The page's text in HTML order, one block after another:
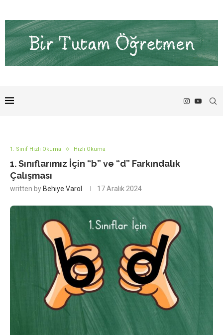
1. Sınıf Hızlı Okuma Hızlı Okuma
1. Sınıflarımız İçin “b” ve “d” Farkındalık
Çalışması
written by Behiye Varol 17 Aralık 2024